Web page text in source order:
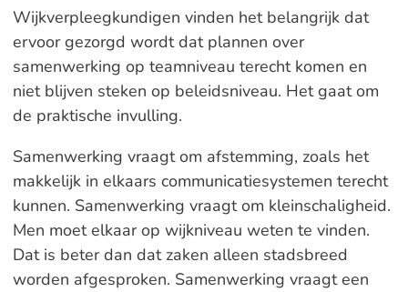
Wijkverpleegkundigen vinden het belangrijk dat
ervoor gezorgd wordt dat plannen over
samenwerking op teamniveau terecht komen en
niet blijven steken op beleidsniveau. Het gaat om
de praktische invulling.
Samenwerking vraagt om afstemming, zoals het
makkelijk in elkaars communicatiesystemen terecht
kunnen. Samenwerking vraagt om kleinschaligheid.
Men moet elkaar op wijkniveau weten te vinden.
Dat is beter dan dat zaken alleen stadsbreed
worden afgesproken. Samenwerking vraagt een